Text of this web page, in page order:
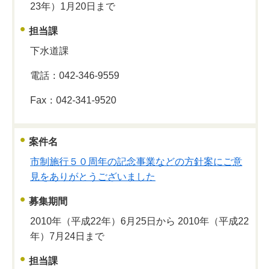
23年）1月20日まで
担当課
下水道課
電話：042-346-9559
Fax：042-341-9520
案件名
市制施行５０周年の記念事業などの方針案にご意
見をありがとうございました
募集期間
2010年（平成22年）6月25日から 2010年（平成22
年）7月24日まで
担当課